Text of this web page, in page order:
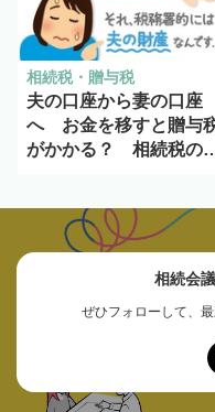
相続税・贈与税
夫の口座から妻の口座
へ お金を移すと贈与
がかかる？ 相続税の
相続会
ぜひフォローして、